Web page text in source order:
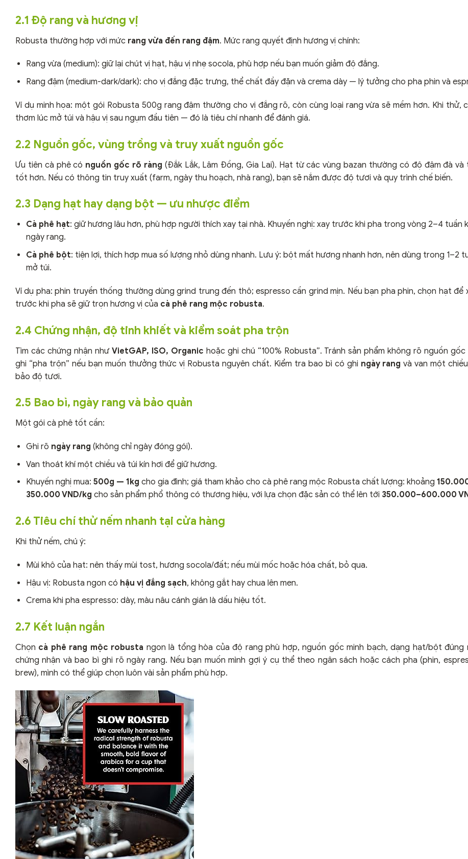
2.1 Độ rang và hương vị
Robusta thường hợp với mức rang vừa đến rang đậm. Mức rang quyết định hương vị chính:
Rang vừa (medium): giữ lại chút vị hạt, hậu vị nhẹ socola, phù hợp nếu bạn muốn giảm độ đắng.
Rang đậm (medium-dark/dark): cho vị đắng đặc trưng, thể chất đầy đặn và crema dày — lý tưởng cho pha phin và
Ví dụ minh họa: một gói Robusta 500g rang đậm thường cho vị đắng rõ, còn cùng loại rang vừa sẽ mềm hơn. Khi thử,
thơm lúc mở túi và hậu vị sau ngụm đầu tiên — đó là tiêu chí nhanh để đánh giá.
2.2 Nguồn gốc, vùng trồng và truy xuất nguồn gốc
Ưu tiên cà phê có nguồn gốc rõ ràng (Đắk Lắk, Lâm Đồng, Gia Lai). Hạt từ các vùng bazan thường có độ đậm đà và
tốt hơn. Nếu có thông tin truy xuất (farm, ngày thu hoạch, nhà rang), bạn sẽ nắm được độ tươi và quy trình chế biến.
2.3 Dạng hạt hay dạng bột — ưu nhược điểm
Cà phê hạt: giữ hương lâu hơn, phù hợp người thích xay tại nhà. Khuyến nghị: xay trước khi pha trong vòng 2–4 tuần
ngày rang.
Cà phê bột: tiện lợi, thích hợp mua số lượng nhỏ dùng nhanh. Lưu ý: bột mất hương nhanh hơn, nên dùng trong 1–2
mở túi.
Ví dụ pha: phin truyền thống thường dùng grind trung đến thô; espresso cần grind mịn. Nếu bạn pha phin, chọn hạt để
trước khi pha sẽ giữ trọn hương vị của cà phê rang mộc robusta.
2.4 Chứng nhận, độ tinh khiết và kiểm soát pha trộn
Tìm các chứng nhận như VietGAP, ISO, Organic hoặc ghi chú “100% Robusta”. Tránh sản phẩm không rõ nguồn
ghi “pha trộn” nếu bạn muốn thưởng thức vị Robusta nguyên chất. Kiểm tra bao bì có ghi ngày rang và van một
bảo độ tươi.
2.5 Bao bì, ngày rang và bảo quản
Một gói cà phê tốt cần:
Ghi rõ ngày rang (không chỉ ngày đóng gói).
Van thoát khí một chiều và túi kín hơi để giữ hương.
Khuyến nghị mua: 500g — 1kg cho gia đình; giá tham khảo cho cà phê rang mộc Robusta chất lượng: khoảng
350.000 VND/kg cho sản phẩm phổ thông có thương hiệu, với lựa chọn đặc sản có thể lên tới 350.000–600.000
2.6 Tiêu chí thử nếm nhanh tại cửa hàng
Khi thử nếm, chú ý:
Mùi khô của hạt: nên thấy mùi tost, hương socola/đất; nếu mùi mốc hoặc hóa chất, bỏ qua.
Hậu vị: Robusta ngon có hậu vị đắng sạch, không gắt hay chua lên men.
Crema khi pha espresso: dày, màu nâu cánh gián là dấu hiệu tốt.
2.7 Kết luận ngắn
Chọn cà phê rang mộc robusta ngon là tổng hòa của độ rang phù hợp, nguồn gốc minh bạch, dạng hạt/bột đúng
chứng nhận và bao bì ghi rõ ngày rang. Nếu bạn muốn mình gợi ý cụ thể theo ngân sách hoặc cách pha (phin,
brew), mình có thể giúp chọn luôn vài sản phẩm phù hợp.